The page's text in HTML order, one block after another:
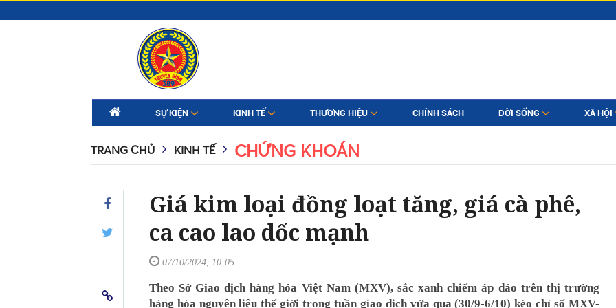
SỰ KIỆN KINH TẾ THƯƠNG HIỆU CHÍNH SÁCH ĐỜI SỐNG XÃ HỘI
TRANG CHỦ KINH TẾ CHỨNG KHOÁN
Giá kim loại đồng loạt tăng, giá cà phê,
ca cao lao dốc mạnh
07/10/2024, 10:05
Theo Sở Giao dịch hàng hóa Việt Nam (MXV), sắc xanh chiếm áp đảo trên thị trường
hàng hóa nguyên liệu thế giới trong tuần giao dịch vừa qua (30/9-6/10) kéo chỉ số MXV-